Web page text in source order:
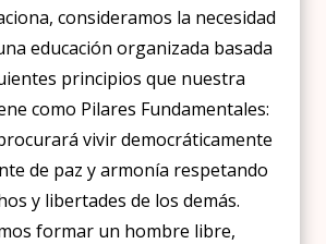
consideramos la necesidad
educación organizada basada
principios que nuestra
como Pilares Fundamentales:
vivir democráticamente
de paz y armonía respetando
y libertades de los demás.
formar un hombre libre,